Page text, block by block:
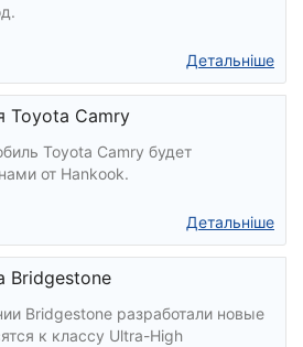
Детальніше
Toyota Camry
Toyota Camry будет
от Hankook.
Детальніше
Bridgestone
Bridgestone разработали новые
к классу Ultra-High